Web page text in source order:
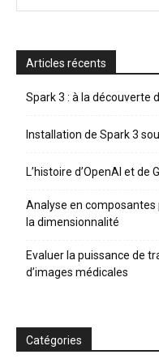
Articles récents
Spark 3 : à la découverte
Installation de Spark 3
L’histoire d’OpenAI et de
Analyse en
la dimensionnalité
Evaluer la puissance de
d’images médicales
Catégories